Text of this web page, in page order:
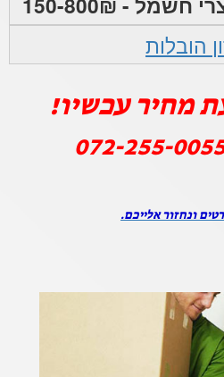
הובלות
מחיר עכשיו!
072-255-
ונחזור אלייכם.